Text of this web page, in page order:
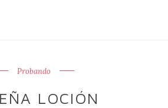
Probando
LOCIÓN